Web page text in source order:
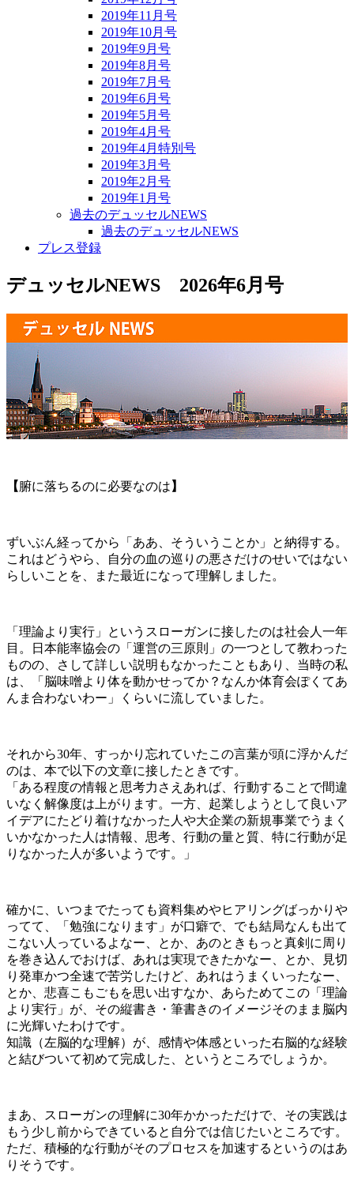
2019年11月号
2019年10月号
2019年9月号
2019年8月号
2019年7月号
2019年6月号
2019年5月号
2019年4月号
2019年4月特別号
2019年3月号
2019年2月号
2019年1月号
過去のデュッセルNEWS
過去のデュッセルNEWS
プレス登録
デュッセルNEWS 2026年6月号
【腑に落ちるのに必要なのは 】
ずいぶん経ってから「ああ、そういうことか」と納得する。
これはどうやら、自分の血の巡りの悪さだけのせいではない
らしいことを、また最近になって理解しました。
「理論より実行」というスローガンに接したのは社会人一年
目。日本能率協会の「運営の三原則」の一つとして教わった
ものの、さして詳しい説明もなかったこともあり、当時の私
は、「脳味噌より体を動かせってか？なんか体育会ぽくてあ
んま合わないわー」くらいに流していました。
それから30年、すっかり忘れていたこの言葉が頭に浮かんだ
のは、本で以下の文章に接したときです。
「ある程度の情報と思考力さえあれば、行動することで間違
いなく解像度は上がります。一方、起業しようとして良いア
イデアにたどり着けなかった人や大企業の新規事業でうまく
いかなかった人は情報、思考、行動の量と質、特に行動が足
りなかった人が多いようです。」
確かに、いつまでたっても資料集めやヒアリングばっかりや
ってて、「勉強になります」が口癖で、でも結局なんも出て
こない人っているよなー、とか、あのときもっと真剣に周り
を巻き込んでおけば、あれは実現できたかなー、とか、見切
り発車かつ全速で苦労したけど、あれはうまくいったなー、
とか、悲喜こもごもを思い出すなか、あらためてこの「理論
より実行」が、その縦書き・筆書きのイメージそのまま脳内
に光輝いたわけです。
知識（左脳的な理解）が、感情や体感といった右脳的な経験
と結びついて初めて完成した、というところでしょうか。
まあ、スローガンの理解に30年かかっただけで、その実践は
もう少し前からできていると自分では信じたいところです。
ただ、積極的な行動がそのプロセスを加速するというのはあ
りそうです。